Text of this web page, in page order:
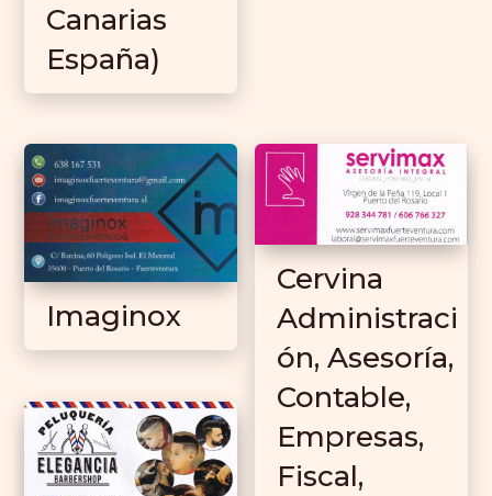
Canarias
España)
Imaginox
Cervina
Administraci
ón, Asesoría,
Contable,
Empresas,
Fiscal,